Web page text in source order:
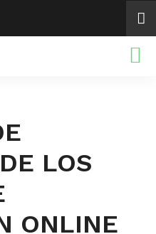
LOS
ONLINE